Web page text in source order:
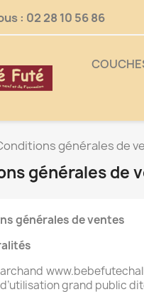
: 02 28 10 56 86
générales de
générales de
générales de ventes
grand public